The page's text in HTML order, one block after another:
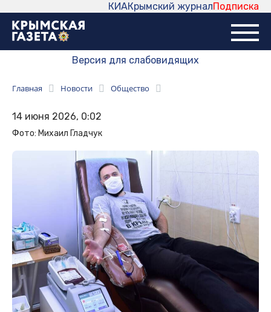
Подписка
Крымский журнал
КИА
Версия для слабовидящих
Главная Новости Общество
14 июня 2026, 0:02
Фото: Михаил Гладчук